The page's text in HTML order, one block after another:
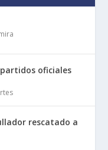
oficiales
rescatado a